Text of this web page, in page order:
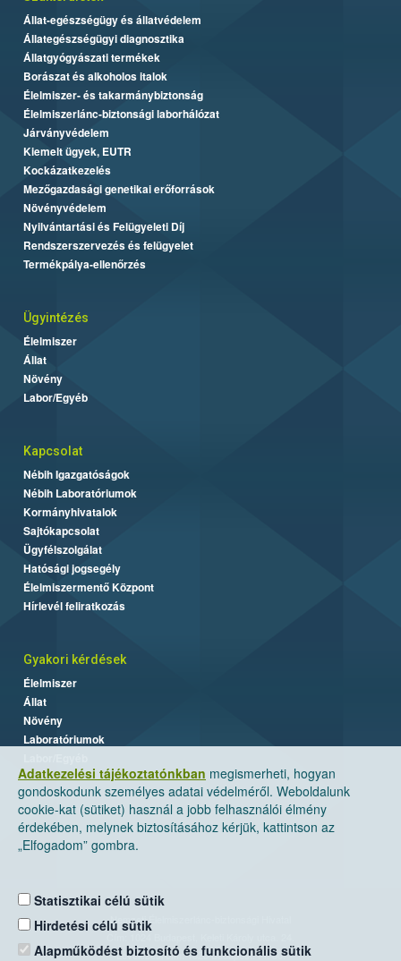
Adatkezelési tájékoztatónkban megismerheti, hogyan
gondoskodunk személyes adatai védelméről. Weboldalunk
cookie-kat (sütiket) használ a jobb felhasználói élmény
érdekében, melynek biztosításához kérjük, kattintson az
„Elfogadom” gombra.
Statisztikai célú sütik
Hirdetési célú sütik
Alapműködést biztosító és funkcionális sütik
Állat-egészségügy és állatvédelem
Állategészségügyi diagnosztika
Állatgyógyászati termékek
Borászat és alkoholos italok
Élelmiszer- és takarmánybiztonság
Élelmiszerlánc-biztonsági laborhálózat
Járványvédelem
Kiemelt ügyek, EUTR
Kockázatkezelés
Mezőgazdasági genetikai erőforrások
Növényvédelem
Nyilvántartási és Felügyeleti Díj
Rendszerszervezés és felügyelet
Termékpálya-ellenőrzés
Ügyintézés
Élelmiszer
Állat
Növény
Labor/Egyéb
Kapcsolat
Nébih Igazgatóságok
Nébih Laboratóriumok
Kormányhivatalok
Sajtókapcsolat
Ügyfélszolgálat
Hatósági jogsegély
Élelmiszermentő Központ
Hírlevél feliratkozás
Gyakori kérdések
Élelmiszer
Állat
Növény
Laboratóriumok
Nemzeti Élelmiszerlánc-biztonsági Hivatal
Levelezési cím: 1525 Budapest. Pf. 30.